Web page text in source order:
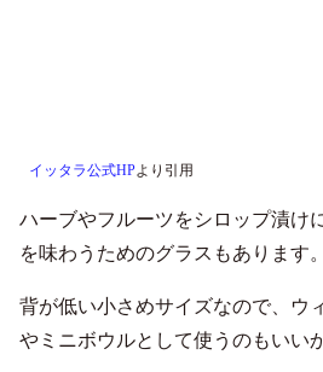
イッタラ公式HPより引用
ハーブやフルーツをシロップ漬け
を味わうためのグラスもあります。
背が低い小さめサイズなので、ウ
やミニボウルとして使うのもいい